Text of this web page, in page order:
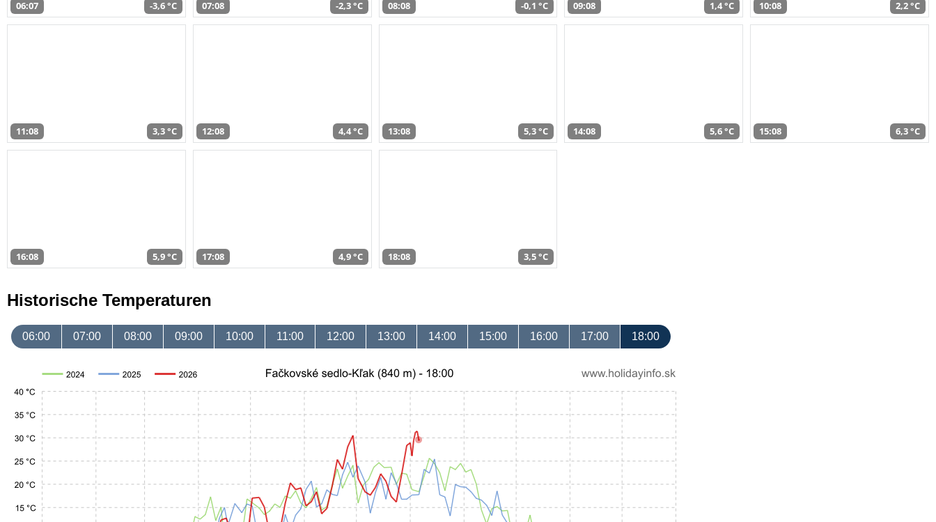
06:07 -3,6 °C 07:08 -2,3 °C 08:08 -0,1 °C 09:08 1,4 °C 10:08 2,2 °C
11:08 3,3 °C 12:08 4,4 °C 13:08 5,3 °C 14:08 5,6 °C 15:08 6,3 °C
16:08 5,9 °C 17:08 4,9 °C 18:08 3,5 °C
Historische Temperaturen
06:00 07:00 08:00 09:00 10:00 11:00 12:00 13:00 14:00 15:00 16:00 17:00 18:00